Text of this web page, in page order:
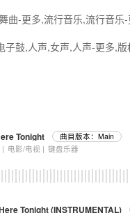
曲-更多,流行音乐,流行音
子鼓,人声,女声,人声-更多,
Tonight
曲目版本：Main
| 电影/电视 | 键盘乐器
Tonight (INSTRUMENTAL)